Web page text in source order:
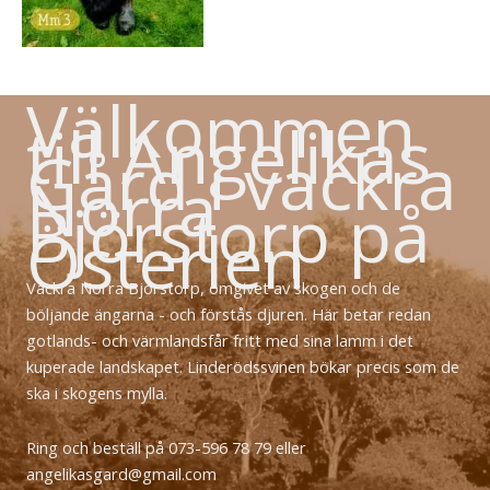
Välkommen
till Angelikas
Gård i vackra
Norra
Björstorp på
Österlen
Vackra Norra Björstorp, omgivet av skogen och de
böljande ängarna - och förstås djuren. Här betar redan
gotlands- och värmlandsfår fritt med sina lamm i det
kuperade landskapet. Linderödssvinen bökar precis som de
ska i skogens mylla.
Ring och beställ på 073-596 78 79 eller
angelikasgard@gmail.com